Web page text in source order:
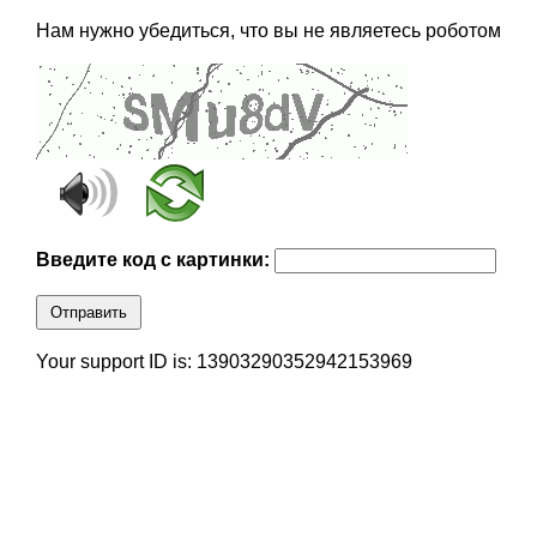
Нам нужно убедиться, что вы не являетесь роботом
Введите код с картинки:
Отправить
Your support ID is: 13903290352942153969